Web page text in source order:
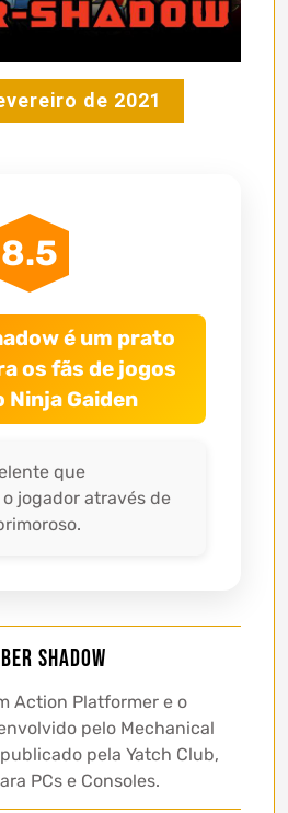
de 2021
8.5
é um prato
os fãs de jogos
Ninja Gaiden
que
jogador através de
Shadow
Action Platformer e o
pelo Mechanical
pela Yatch Club,
PCs e Consoles.